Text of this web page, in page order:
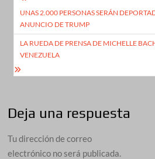
de
entradas
UNAS 2.000 PERSONAS SERÁN
ANUNCIO DE TRUMP
LA RUEDA DE PRENSA DE MICHELLE
VENEZUELA
Deja una respuesta
Tu dirección de correo
electrónico no será publicada.